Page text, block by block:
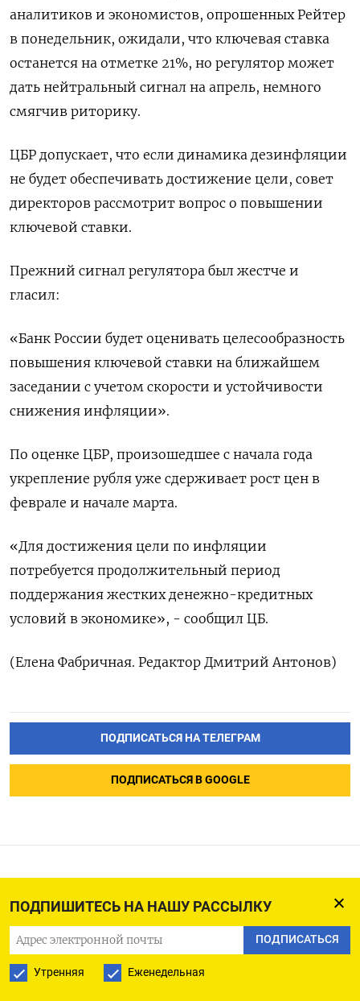
ПОДПИШИТЕСЬ НА НАШУ РАССЫЛКУ
ПОДПИСАТЬСЯ
Утренняя Еженедельная
аналитиков и экономистов, опрошенных Рейтер
в понедельник, ожидали, что ключевая ставка
останется на отметке 21%, но регулятор может
дать нейтральный сигнал на апрель, немного
смягчив риторику.
ЦБР допускает, что если динамика дезинфляции
не будет обеспечивать достижение цели, совет
директоров рассмотрит вопрос о повышении
ключевой ставки.
Прежний сигнал регулятора был жестче и
гласил:
«Банк России будет оценивать целесообразность
повышения ключевой ставки на ближайшем
заседании с учетом скорости и устойчивости
снижения инфляции».
По оценке ЦБР, произошедшее с начала года
укрепление рубля уже сдерживает рост цен в
феврале и начале марта.
«Для достижения цели по инфляции
потребуется продолжительный период
поддержания жестких денежно-кредитных
условий в экономике», - сообщил ЦБ.
(Елена Фабричная. Редактор Дмитрий Антонов)
ПОДПИСАТЬСЯ НА ТЕЛЕГРАМ
ПОДПИСАТЬСЯ В GOOGLE
ТЕКСТ-Сообщение ЦБР о
ключевой ставке
21.03.2025